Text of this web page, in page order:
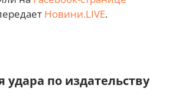
Новини.LIVE.
удара по издательству